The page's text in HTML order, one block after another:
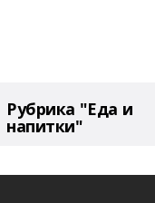
Рубрика "Еда и
напитки"